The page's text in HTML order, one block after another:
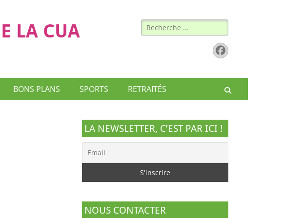
LA CUA Rechercher :
Facebook
BONS PLANS SPORTS RETRAITÉS
LA NEWSLETTER, C’EST PAR ICI !
NOUS CONTACTER